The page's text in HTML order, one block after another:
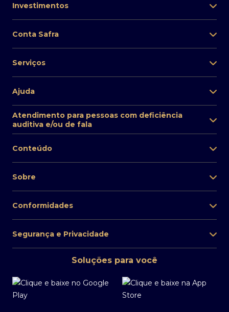
Investimentos
Conta Safra
Serviços
Ajuda
Atendimento para pessoas com deficiência
auditiva e/ou de fala
Conteúdo
Sobre
Conformidades
Segurança e Privacidade
Soluções para você